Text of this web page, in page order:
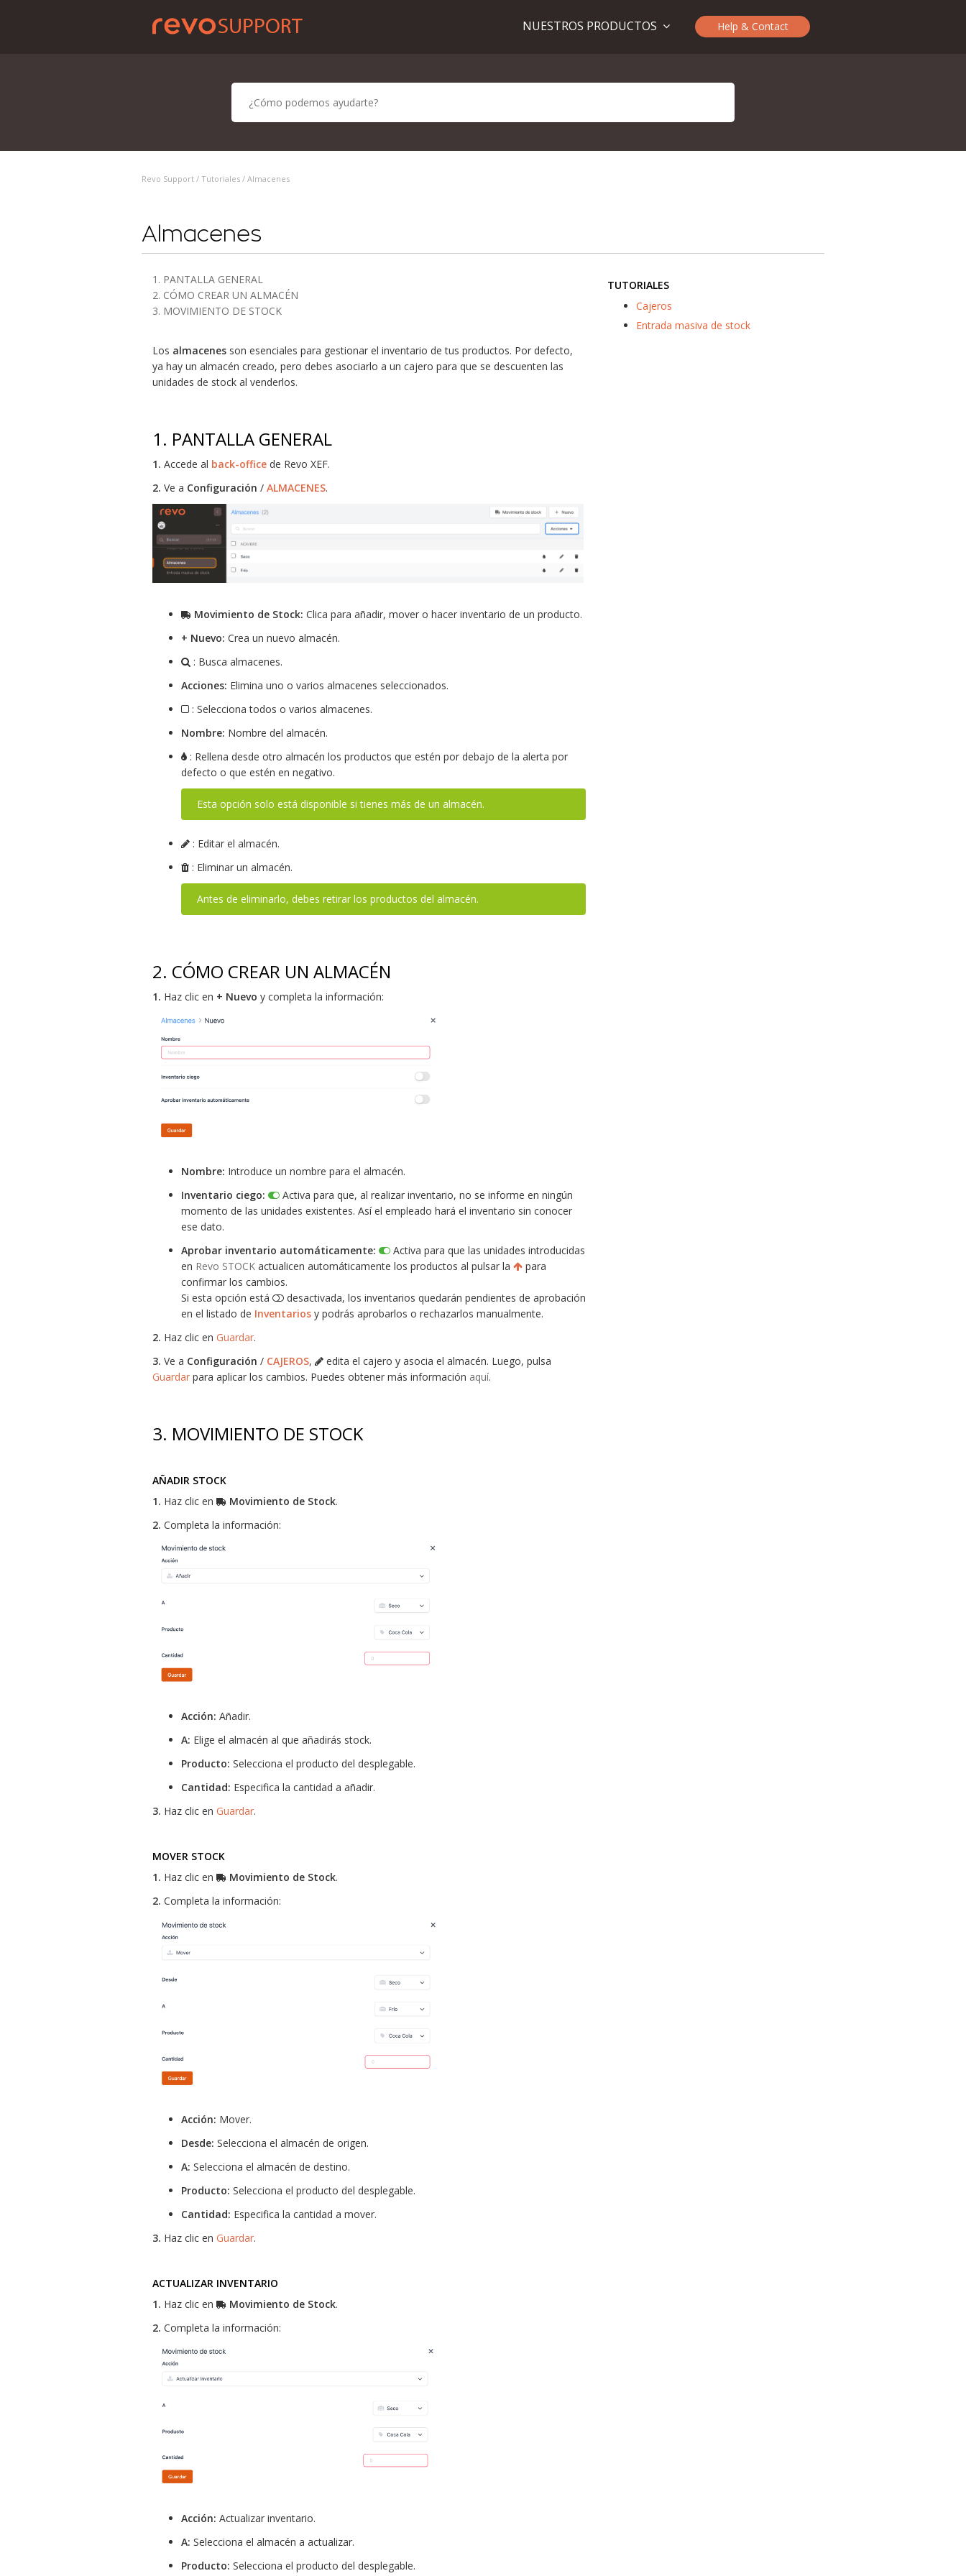
Help & Contact
NUESTROS PRODUCTOS
Revo Support / Tutoriales / Almacenes
Almacenes
1. PANTALLA GENERAL
2. CÓMO CREAR UN ALMACÉN
3. MOVIMIENTO DE STOCK
Los almacenes son esenciales para gestionar el inventario de tus productos. Por defecto,
ya hay un almacén creado, pero debes asociarlo a un cajero para que se descuenten las
unidades de stock al venderlos.
1. PANTALLA GENERAL
1. Accede al back-office de Revo XEF.
2. Ve a Configuración / ALMACENES.
Movimiento de Stock: Clica para añadir, mover o hacer inventario de un producto.
+ Nuevo: Crea un nuevo almacén.
: Busca almacenes.
Acciones: Elimina uno o varios almacenes seleccionados.
: Selecciona todos o varios almacenes.
Nombre: Nombre del almacén.
: Rellena desde otro almacén los productos que estén por debajo de la alerta por
defecto o que estén en negativo.
Esta opción solo está disponible si tienes más de un almacén.
: Editar el almacén.
: Eliminar un almacén.
Antes de eliminarlo, debes retirar los productos del almacén.
2. CÓMO CREAR UN ALMACÉN
1. Haz clic en + Nuevo y completa la información:
Nombre: Introduce un nombre para el almacén.
Inventario ciego:
Activa para que, al realizar inventario, no se informe en ningún
momento de las unidades existentes. Así el empleado hará el inventario sin conocer
ese dato.
Aprobar inventario automáticamente:
Activa para que las unidades introducidas
en Revo STOCK actualicen automáticamente los productos al pulsar la
para
confirmar los cambios.
Si esta opción está
desactivada, los inventarios quedarán pendientes de aprobación
en el listado de Inventarios y podrás aprobarlos o rechazarlos manualmente.
2. Haz clic en Guardar.
3. Ve a Configuración / CAJEROS,
edita el cajero y asocia el almacén. Luego, pulsa
Guardar para aplicar los cambios. Puedes obtener más información aquí.
3. MOVIMIENTO DE STOCK
AÑADIR STOCK
1. Haz clic en Movimiento de Stock.
2. Completa la información:
Acción: Añadir.
A: Elige el almacén al que añadirás stock.
Producto: Selecciona el producto del desplegable.
Cantidad: Especifica la cantidad a añadir.
3. Haz clic en Guardar.
MOVER STOCK
1. Haz clic en Movimiento de Stock.
2. Completa la información:
Acción: Mover.
Desde: Selecciona el almacén de origen.
A: Selecciona el almacén de destino.
Producto: Selecciona el producto del desplegable.
Cantidad: Especifica la cantidad a mover.
3. Haz clic en Guardar.
ACTUALIZAR INVENTARIO
1. Haz clic en Movimiento de Stock.
2. Completa la información:
Acción: Actualizar inventario.
A: Selecciona el almacén a actualizar.
Producto: Selecciona el producto del desplegable.
TUTORIALES
Cajeros
Entrada masiva de stock